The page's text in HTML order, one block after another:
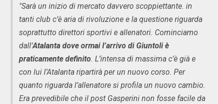
"Sarà un inizio di mercato davvero scoppiettante. in
tanti club c’è aria di rivoluzione e la questione riguarda
soprattutto direttori sportivi e allenatori. Cominciamo
dall’Atalanta dove ormai l’arrivo di Giuntoli è
praticamente definito. L’intensa di massima c’è già e
con lui l’Atalanta ripartirà per un nuovo corso. Per
quanto riguarda l’allenatore si profila un nuovo cambio.
Era prevedibile che il post Gasperini non fosse facile da